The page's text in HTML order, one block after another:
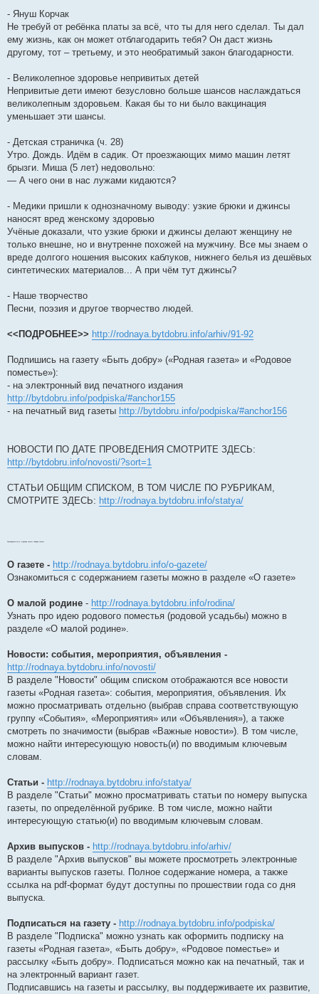
- Януш Корчак
Не требуй от ребёнка платы за всё, что ты для него сделал. Ты дал
ему жизнь, как он может отблагодарить тебя? Он даст жизнь
другому, тот – третьему, и это необратимый закон благодарности.
- Великолепное здоровье непривитых детей
Непривитые дети имеют безусловно больше шансов наслаждаться
великолепным здоровьем. Какая бы то ни было вакцинация
уменьшает эти шансы.
- Детская страничка (ч. 28)
Утро. Дождь. Идём в садик. От проезжающих мимо машин летят
брызги. Миша (5 лет) недовольно:
— А чего они в нас лужами кидаются?
- Медики пришли к однозначному выводу: узкие брюки и джинсы
наносят вред женскому здоровью
Учёные доказали, что узкие брюки и джинсы делают женщину не
только внешне, но и внутренне похожей на мужчину. Все мы знаем о
вреде долгого ношения высоких каблуков, нижнего белья из дешёвых
синтетических материалов... А при чём тут джинсы?
- Наше творчество
Песни, поэзия и другое творчество людей.
<<ПОДРОБНЕЕ>> http://rodnaya.bytdobru.info/arhiv/91-92
Подпишись на газету «Быть добру» («Родная газета» и «Родовое
поместье»):
- на электронный вид печатного издания
http://bytdobru.info/podpiska/#anchor155
- на печатный вид газеты http://bytdobru.info/podpiska/#anchor156
НОВОСТИ ПО ДАТЕ ПРОВЕДЕНИЯ СМОТРИТЕ ЗДЕСЬ:
http://bytdobru.info/novosti/?sort=1
СТАТЬИ ОБЩИМ СПИСКОМ, В ТОМ ЧИСЛЕ ПО РУБРИКАМ,
СМОТРИТЕ ЗДЕСЬ: http://rodnaya.bytdobru.info/statya/
О газете - http://rodnaya.bytdobru.info/o-gazete/
Ознакомиться с содержанием газеты можно в разделе «О газете»
О малой родине - http://rodnaya.bytdobru.info/rodina/
Узнать про идею родового поместья (родовой усадьбы) можно в
разделе «О малой родине».
Новости: события, мероприятия, объявления -
http://rodnaya.bytdobru.info/novosti/
В разделе "Новости" общим списком отображаются все новости
газеты «Родная газета»: события, мероприятия, объявления. Их
можно просматривать отдельно (выбрав справа соответствующую
группу «События», «Мероприятия» или «Объявления»), а также
смотреть по значимости (выбрав «Важные новости»). В том числе,
можно найти интересующую новость(и) по вводимым ключевым
словам.
Статьи - http://rodnaya.bytdobru.info/statya/
В разделе "Статьи" можно просматривать статьи по номеру выпуска
газеты, по определённой рубрике. В том числе, можно найти
интересующую статью(и) по вводимым ключевым словам.
Архив выпусков - http://rodnaya.bytdobru.info/arhiv/
В разделе "Архив выпусков" вы можете просмотреть электронные
варианты выпусков газеты. Полное содержание номера, а также
ссылка на pdf-формат будут доступны по прошествии года со дня
выпуска.
Подписаться на газету - http://rodnaya.bytdobru.info/podpiska/
В разделе "Подписка" можно узнать как оформить подписку на
газеты «Родная газета», «Быть добру», «Родовое поместье» и
рассылку «Быть добру». Подписаться можно как на печатный, так и
на электронный вариант газет.
Подписавшись на газеты и рассылку, вы поддерживаете их развитие,